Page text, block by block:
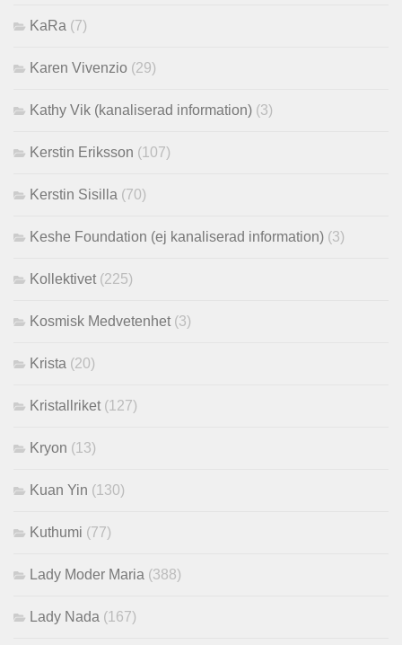
KaRa (7)
Karen Vivenzio (29)
Kathy Vik (kanaliserad information) (3)
Kerstin Eriksson (107)
Kerstin Sisilla (70)
Keshe Foundation (ej kanaliserad information) (3)
Kollektivet (225)
Kosmisk Medvetenhet (3)
Krista (20)
Kristallriket (127)
Kryon (13)
Kuan Yin (130)
Kuthumi (77)
Lady Moder Maria (388)
Lady Nada (167)